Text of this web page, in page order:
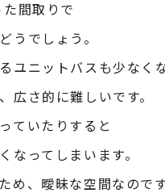
間取りで
うでしょう。
ニットバスも少なく
さ的に難しいです。
ていたりすると
ってしまいます。
、曖昧な空間なのです